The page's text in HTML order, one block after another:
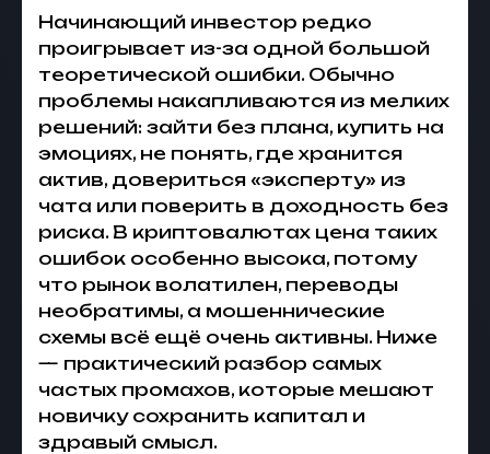
Начинающий инвестор редко
проигрывает из-за одной большой
теоретической ошибки. Обычно
проблемы накапливаются из мелких
решений: зайти без плана, купить на
эмоциях, не понять, где хранится
актив, довериться «эксперту» из
чата или поверить в доходность без
риска. В криптовалютах цена таких
ошибок особенно высока, потому
что рынок волатилен, переводы
необратимы, а мошеннические
схемы всё ещё очень активны. Ниже
— практический разбор самых
частых промахов, которые мешают
новичку сохранить капитал и
здравый смысл.